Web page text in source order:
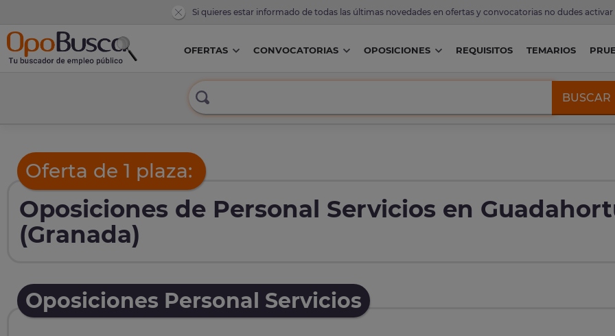
Si quieres estar informado de todas las últimas novedades en ofertas y convocatorias no dudes activar
OFERTAS CONVOCATORIAS OPOSICIONES REQUISITOS TEMARIOS
BUSCAR
Oferta de 1 plaza:
Oposiciones de Personal Servicios en
(Granada)
Oposiciones Personal Servicios